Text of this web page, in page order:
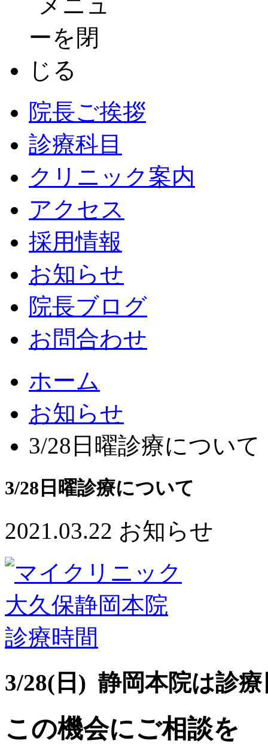
院長ご挨拶
診療科目
クリニック案内
アクセス
採用情報
お知らせ
院長ブログ
お問合わせ
ホーム
お知らせ
3/28日曜診療について
3/28日曜診療について
2021.03.22 お知らせ
3/28(日) 静岡本院は診療
この機会にご相談を